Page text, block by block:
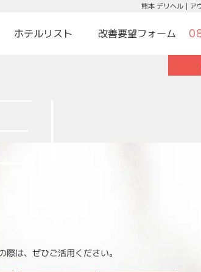
熊本 デリヘル｜ア
ホテルリスト 改善要望フォーム
は、ぜひご活用ください。